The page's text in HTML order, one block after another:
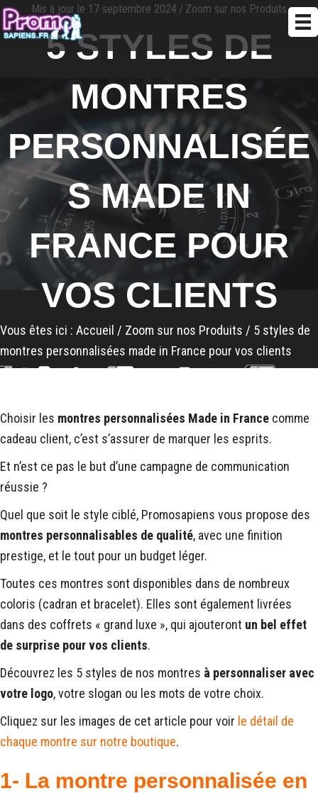
Mis à jour le 17 septembre 2024 / Zoom sur nos Produits
5 STYLES DE
MONTRES
PERSONNALISÉE
S MADE IN
FRANCE POUR
VOS CLIENTS
Vous êtes ici : Accueil / Zoom sur nos Produits / 5 styles de
montres personnalisées made in France pour vos clients
Choisir les montres personnalisées Made in France comme
cadeau client, c’est s’assurer de marquer les esprits.
Et n’est ce pas le but d’une campagne de communication
réussie ?
Quel que soit le style ciblé, Promosapiens vous propose des
montres personnalisables de qualité, avec une finition
prestige, et le tout pour un budget léger.
Toutes ces montres sont disponibles dans de nombreux
coloris (cadran et bracelet). Elles sont également livrées
dans des coffrets « grand luxe », qui ajouteront un bel effet
de surprise pour vos clients.
Découvrez les 5 styles de nos montres à personnaliser avec
votre logo, votre slogan ou les mots de votre choix.
Cliquez sur les images de cet article pour voir le détail de
chaque montre sur notre boutique.
1- La montre personnalisée en